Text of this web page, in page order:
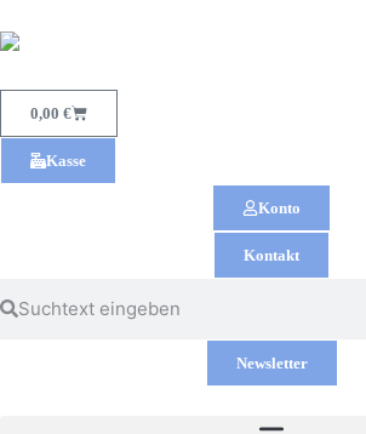
0,00 €
Kasse
Konto
Kontakt
Newsletter